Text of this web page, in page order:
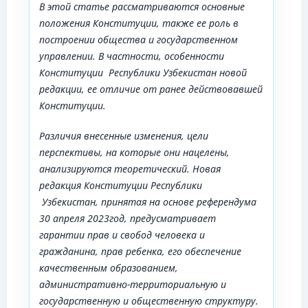
В этой статье рассматриваются основные
положения Конституции, также ее роль в
построении общества и государственном
управлении. В частности, особенности
Конституции Республики Узбекистан новой
редакции, ее отличие от ранее действовавшей
Конституции.
Различия внесенные изменения, цели
перспективы, на которые они нацелены,
анализируются теоретический. Новая
редакция Конституции Республики
Узбекистан, принятая на основе референдума
30 апреля 2023год, предусматривает
гарантии прав и свобод человека и
гражданина, прав ребенка, его обеспечение
качественным образованием,
административно-территориальную и
государственную и общественную структуру.